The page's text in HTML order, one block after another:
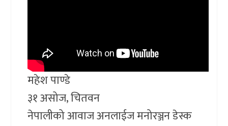
महेश पाण्डे
३१ असोज, चितवन
नेपालीको आवाज अनलाईज मनोरञ्जन डेस्क